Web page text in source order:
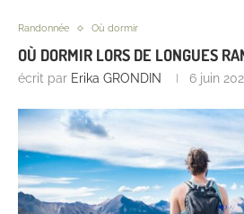
Randonnée Où dormir
OÙ DORMIR LORS DE LONGUES
écrit par Erika GRONDIN 6 juin